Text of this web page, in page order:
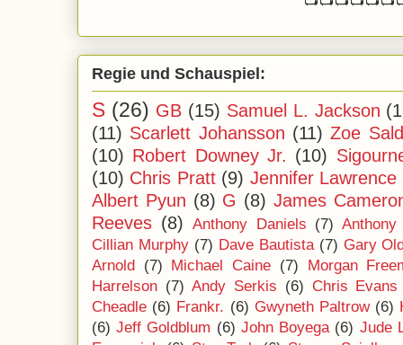
Regie und Schauspiel:
S (26) GB (15) Samuel L. Jackson
(11) Scarlett Johansson (11) Zoe
(10) Robert Downey Jr. (10)
(10) Chris Pratt (9) Jennifer Lawrence
Albert Pyun (8) G (8) James
Reeves (8) Anthony Daniels (7)
Cillian Murphy (7) Dave Bautista (7) Gary
Arnold (7) Michael Caine (7)
Morgan
Harrelson (7) Andy Serkis (6) Chris Evans
Cheadle (6) Frankr. (6) Gwyneth Paltrow (6)
(6) Jeff Goldblum (6) John Boyega (6) Jude